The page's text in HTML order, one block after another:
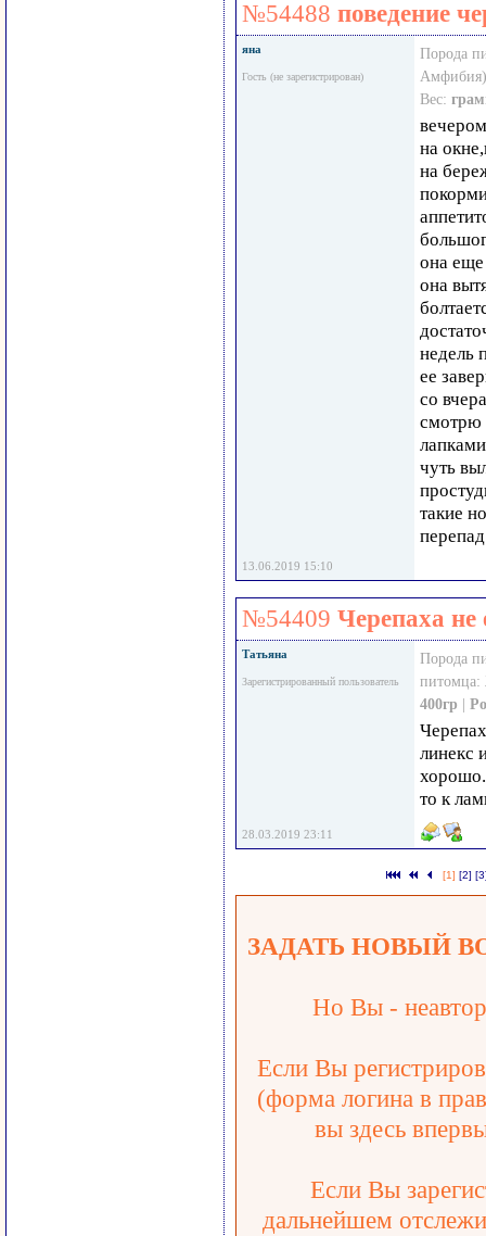
№54488 поведение
яна
Гость (не зарегистрирован)
Порода
Вес:
на
на
она еще
она
недель
ее
со
смотрю
чуть
такие
13.06.2019 15:10
№54409 Черепаха не
Татьяна
Зарегистрированный пользователь
Порода
питомца:
400гр |
линекс
хорошо.
то к
28.03.2019 23:11
[1] [2]
ЗАДАТЬ НОВЫЙ
Но Вы -
Если Вы
(форма логина в
вы здесь
Если Вы
дальнейшем